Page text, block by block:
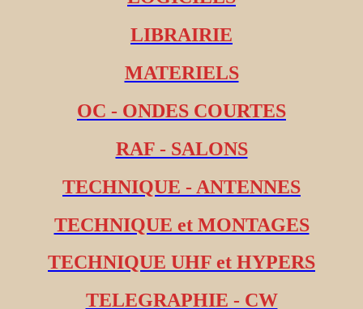
LIBRAIRIE
MATERIELS
OC - ONDES COURTES
RAF - SALONS
TECHNIQUE - ANTENNES
TECHNIQUE et MONTAGES
TECHNIQUE UHF et HYPERS
TELEGRAPHIE - CW